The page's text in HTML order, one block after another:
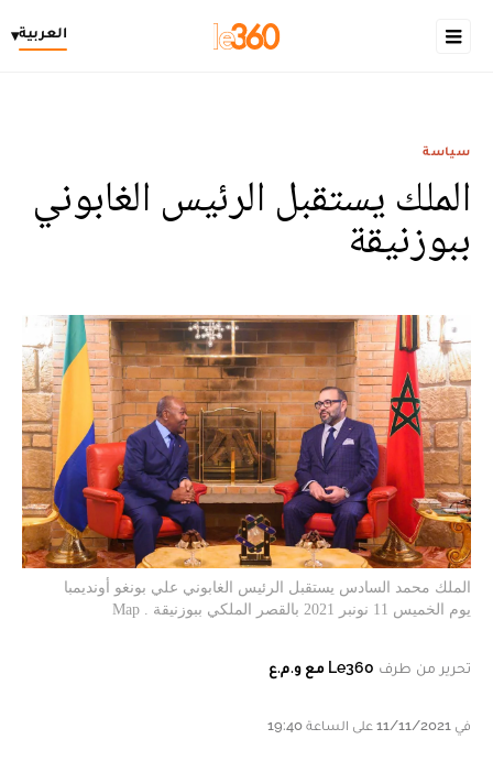
العربية▾
سياسة
الملك يستقبل الرئيس الغابوني
ببوزنيقة
الملك محمد السادس يستقبل الرئيس الغابوني علي بونغو أونديمبا
يوم الخميس 11 نونبر 2021 بالقصر الملكي ببوزنيقة . Map
تحرير من طرف Le360 مع و.م.ع
في 11/11/2021 على الساعة 19:40